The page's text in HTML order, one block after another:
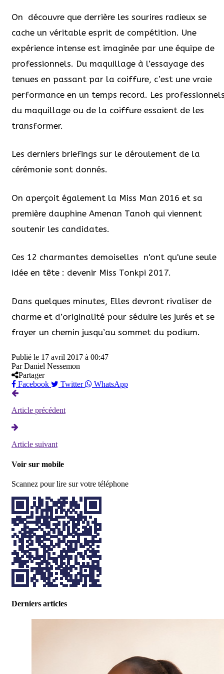
On découvre que derrière les sourires radieux se
cache un véritable esprit de compétition. Une
expérience intense est imaginée par une équipe de
professionnels. Du maquillage à l’essayage des
tenues en passant par la coiffure, c’est une vraie
performance en un temps record. Les
du maquillage ou de la coiffure essaient de les
transformer.
Les derniers briefings sur le déroulement de la
cérémonie sont donnés.
On aperçoit également la Miss Man 2016 et sa
première dauphine Amenan Tanoh qui viennent
soutenir les candidates.
Ces 12 charmantes demoiselles n'ont qu'une seule
idée en tête : devenir Miss Tonkpi 2017.
Dans quelques minutes, Elles devront rivaliser de
charme et d’originalité pour séduire les jurés et se
frayer un chemin jusqu’au sommet du podium.
Publié le 17 avril 2017 à 00:47
Par Daniel Nessemon
Partager
Facebook
Twitter WhatsApp
Article précédent
Article suivant
Voir sur mobile
Scannez pour lire sur votre téléphone
Derniers articles